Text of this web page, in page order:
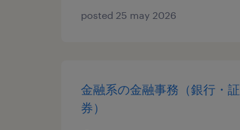
posted 25 may 2026
金融系の金融事務（銀行・証
券）